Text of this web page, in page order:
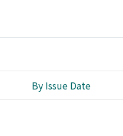
By Issue Date